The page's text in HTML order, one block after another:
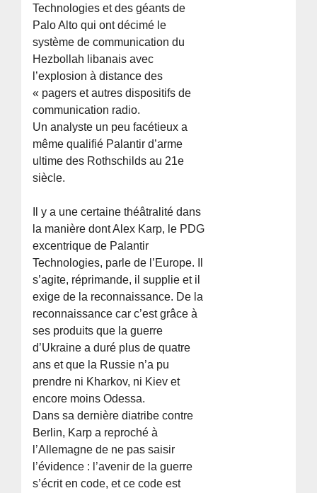
Technologies et des géants de
Palo Alto qui ont décimé le
système de communication du
Hezbollah libanais avec
l’explosion à distance des
« pagers et autres dispositifs de
communication radio.
Un analyste un peu facétieux a
même qualifié Palantir d’arme
ultime des Rothschilds au 21e
siècle.
Il y a une certaine théâtralité dans
la manière dont Alex Karp, le PDG
excentrique de Palantir
Technologies, parle de l’Europe. Il
s’agite, réprimande, il supplie et il
exige de la reconnaissance. De la
reconnaissance car c’est grâce à
ses produits que la guerre
d’Ukraine a duré plus de quatre
ans et que la Russie n’a pu
prendre ni Kharkov, ni Kiev et
encore moins Odessa.
Dans sa dernière diatribe contre
Berlin, Karp a reproché à
l’Allemagne de ne pas saisir
l’évidence : l’avenir de la guerre
s’écrit en code, et ce code est